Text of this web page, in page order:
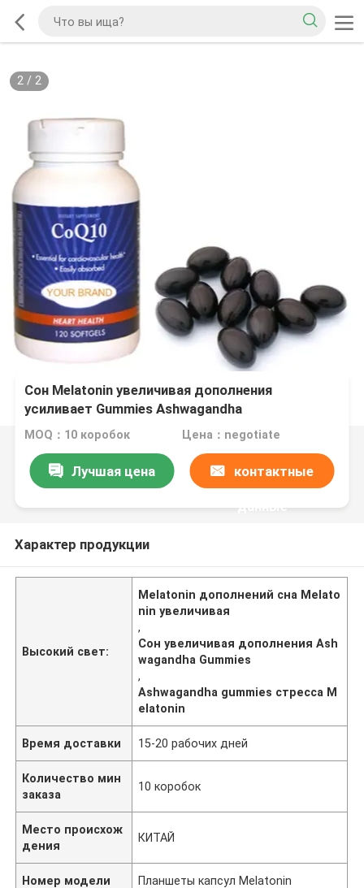
2/ 2
Сон Melatonin увеличивая дополнения
усиливает Gummies Ashwagandha
MOQ：10 коробок Цена：negotiate
Лучшая цена контактные
данные
Характер продукции
Высокий свет:
Melatonin дополнений сна Melato
nin увеличивая
,
Сон увеличивая дополнения Ash
wagandha Gummies
,
Ashwagandha gummies стресса M
elatonin
Время доставки 15-20 рабочих дней
Количество мин
заказа
10 коробок
Место происхож
дения
КИТАЙ
Номер модели Планшеты капсул Melatonin